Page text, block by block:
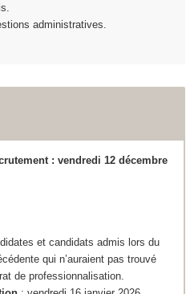
administratives.
: vendredi 12 décembre
et candidats admis lors du
qui n’auraient pas trouvé
de professionnalisation.